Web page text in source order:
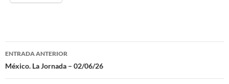
Navegación
ENTRADA ANTERIOR
México. La Jornada – 02/06/26